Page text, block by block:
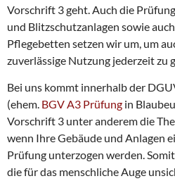
Vorschrift 3 geht. Auch die
und Blitzschutzanlagen sowie
Pflegebetten setzen wir um, um
zuverlässige Nutzung jederzeit zu
Bei uns kommt innerhalb der
(ehem. BGV A3 Prüfung in
Vorschrift 3 unter anderem die
wenn Ihre Gebäude und Anlagen
Prüfung unterzogen werden.
die für das menschliche Auge